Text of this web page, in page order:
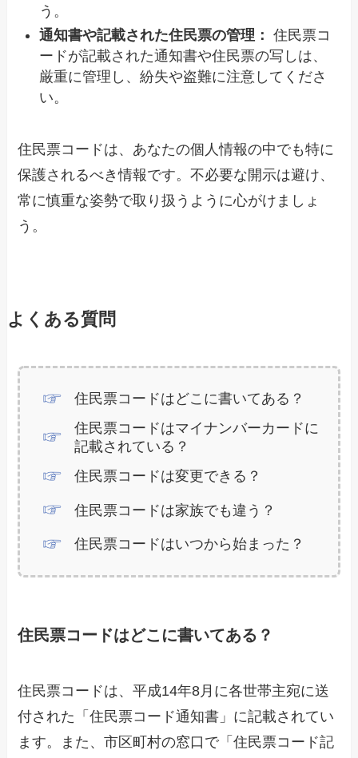
う。
通知書や記載された住民票の管理： 住民票コ
ードが記載された通知書や住民票の写しは、
厳重に管理し、紛失や盗難に注意してくださ
い。
住民票コードは、あなたの個人情報の中でも特に
保護されるべき情報です。不必要な開示は避け、
常に慎重な姿勢で取り扱うように心がけましょ
う。
よくある質問
住民票コードはどこに書いてある？
住民票コードはマイナンバーカードに
記載されている？
住民票コードは変更できる？
住民票コードは家族でも違う？
住民票コードはいつから始まった？
住民票コードはどこに書いてある？
住民票コードは、平成14年8月に各世帯主宛に送
付された「住民票コード通知書」に記載されてい
ます。また、市区町村の窓口で「住民票コード記